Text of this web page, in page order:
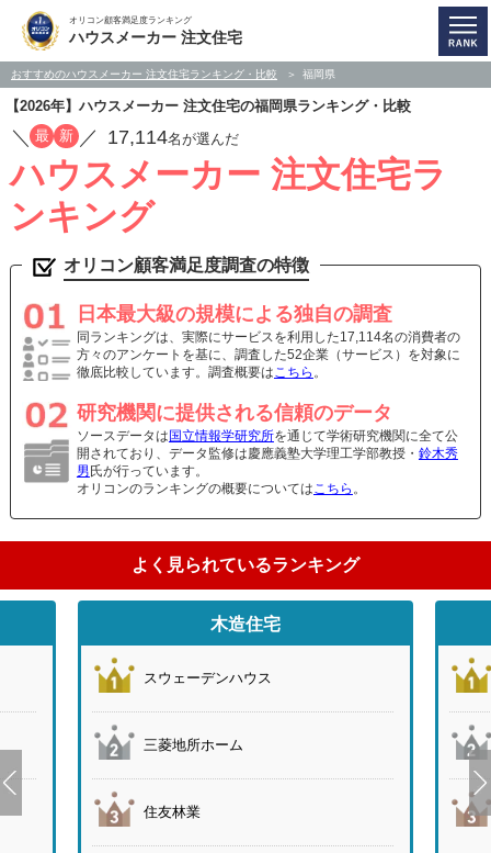
オリコン顧客満足度ランキング
ハウスメーカー 注文住宅
おすすめのハウスメーカー 注文住宅ランキング・比較 福岡県
【2026年】ハウスメーカー 注文住宅の福岡県ランキング・比較
／ 最 新 ／ 17,114名が選んだ
ハウスメーカー 注文住宅ラ
ンキング
オリコン顧客満足度調査の特徴
日本最大級の規模による独自の調査
同ランキングは、実際にサービスを利用した17,114名の消費者の
方々のアンケートを基に、調査した52企業（サービス）を対象に
徹底比較しています。調査概要はこちら 。
研究機関に提供される信頼のデータ
ソースデータは 国立情報学研究所を通じて学術研究機関に全て公
開されており、データ監修は慶應義塾大学理工学部教授・ 鈴木秀
男 氏が行っています。
オリコンのランキングの概要についてはこちら 。
よく見られているランキング
木造住宅
スウェーデンハウス
三菱地所ホーム
住友林業